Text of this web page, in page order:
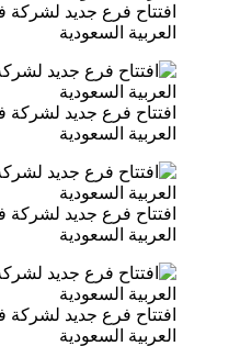
افتتاح فرع جديد لشركة
العربية السعودية
افتتاح فرع جديد لشركة
العربية السعودية
افتتاح فرع جديد لشركة
العربية السعودية
افتتاح فرع جديد لشركة
العربية السعودية